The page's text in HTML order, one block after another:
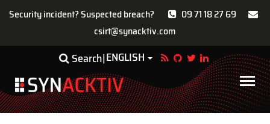
Security incident? Suspected breach?
09 71 18 27 69
csirt@synacktiv.com
main
content
Search ENGLISH Toggle Dropdown
Main